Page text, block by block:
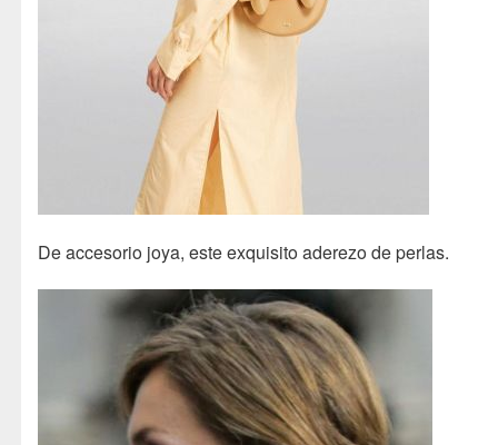
De accesorio joya, este exquisito aderezo de perlas.